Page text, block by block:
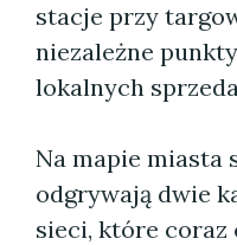
stacje przy
niezależne
lokalnych
Na mapie miasta
odgrywają dwie
sieci, które coraz